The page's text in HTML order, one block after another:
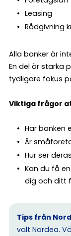
Leasing
Rådgivning
Alla banker är
En del är starka
tydligare fokus
Viktiga frågor
Har banken
Är
Hur ser
Kan du få
dig och ditt
Tips från
valt Nordea.